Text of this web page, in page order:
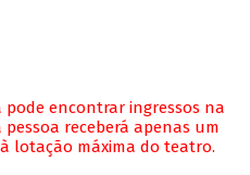
encontrar ingressos na
receberá apenas um
lotação máxima do teatro.